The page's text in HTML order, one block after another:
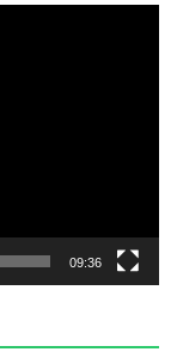
09:36